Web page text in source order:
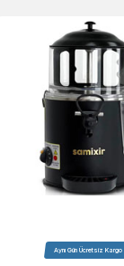
Aynı Gün Ücretsiz Kargo